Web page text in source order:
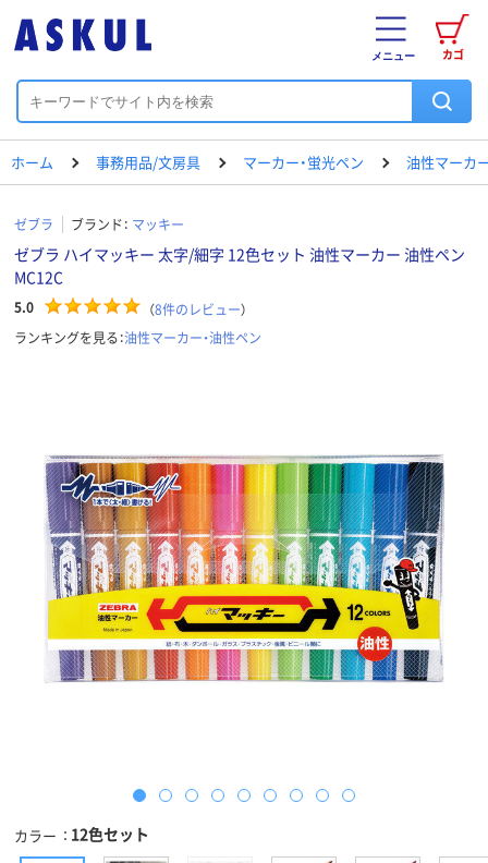
カゴ
メニュー
ホーム 事務用品/文房具 マーカー・蛍光ペン 油性マーカ
ゼブラ ブランド： マッキー
ゼブラ ハイマッキー 太字/細字 12色セット 油性マーカー 油性ペン
MC12C
5.0 （8件のレビュー）
ランキングを見る：油性マーカー・油性ペン
カラー 12色セット